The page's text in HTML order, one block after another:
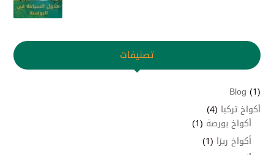
تصنيفات
Blog (1)
أكواخ تركيا (4)
أكواخ بورصة (1)
أكواخ ريزا (1)